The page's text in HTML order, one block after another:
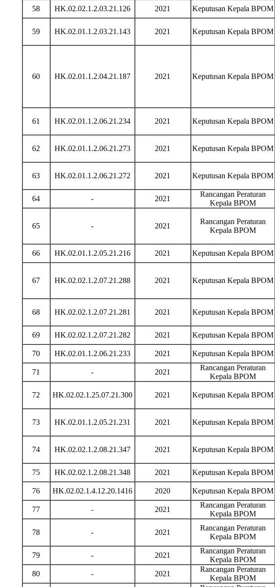
58
HK.02.02.1.2.03.21.126 2021 Keputusan Kepala BPOM
59 HK.02.01.1.2.03.21.143 2021 Keputusan Kepala BPOM
60 HK.02.01.1.2.04.21.187 2021 Keputusan Kepala BPOM
61 HK.02.01.1.2.06.21.234 2021 Keputusan Kepala BPOM
62 HK.02.01.1.2.06.21.273 2021 Keputusan Kepala BPOM
63 HK.02.01.1.2.06.21.272 2021 Keputusan Kepala BPOM
64 - 2021
Rancangan Peraturan
Kepala BPOM
65 - 2021
Rancangan Peraturan
Kepala BPOM
66
HK.02.01.1.2.05.21.216 2021 Keputusan Kepala BPOM
67 HK.02.02.1.2.07.21.288 2021 Keputusan Kepala BPOM
68 HK.02.02.1.2.07.21.281 2021 Keputusan Kepala BPOM
69 HK.02.02.1.2.07.21.282 2021 Keputusan Kepala BPOM
70 HK.02.01.1.2.06.21.233 2021 Keputusan Kepala BPOM
71 - 2021
Rancangan Peraturan
Kepala BPOM
72 HK.02.02.1.25.07.21.300 2021 Keputusan Kepala BPOM
73 HK.02.01.1.2.05.21.231 2021 Keputusan Kepala BPOM
74 HK.02.02.1.2.08.21.347 2021 Keputusan Kepala BPOM
75 HK.02.02.1.2.08.21.348 2021 Keputusan Kepala BPOM
76 HK.02.02.1.4.12.20.1416 2020 Keputusan Kepala BPOM
77 - 2021
Rancangan Peraturan
Kepala BPOM
78 - 2021
Rancangan Peraturan
Kepala BPOM
79
- 2021
Rancangan Peraturan
Kepala BPOM
80
- 2021
Rancangan Peraturan
Kepala BPOM